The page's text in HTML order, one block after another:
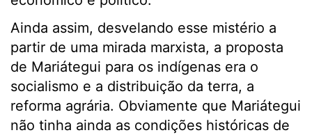
Ainda assim, desvelando esse mistério a
partir de uma mirada marxista, a proposta
de Mariátegui para os indígenas era o
socialismo e a distribuição da terra, a
reforma agrária. Obviamente que Mariátegui
não tinha ainda as condições históricas de